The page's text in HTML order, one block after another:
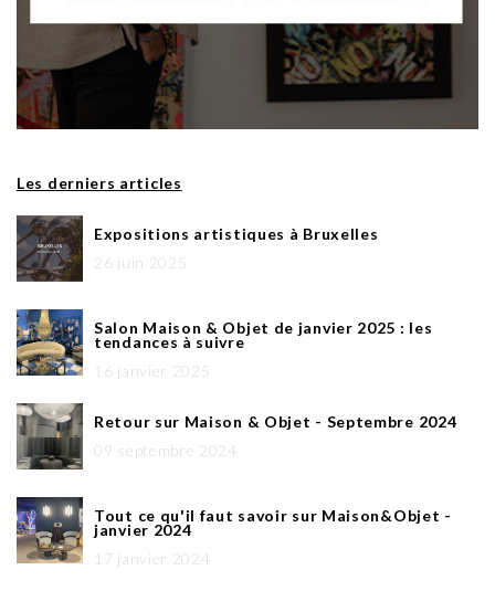
Les derniers articles
Expositions artistiques à Bruxelles
26 juin 2025
Salon Maison & Objet de janvier 2025 : les
tendances à suivre
16 janvier 2025
Retour sur Maison & Objet - Septembre 2024
09 septembre 2024
Tout ce qu'il faut savoir sur Maison&Objet -
janvier 2024
17 janvier 2024